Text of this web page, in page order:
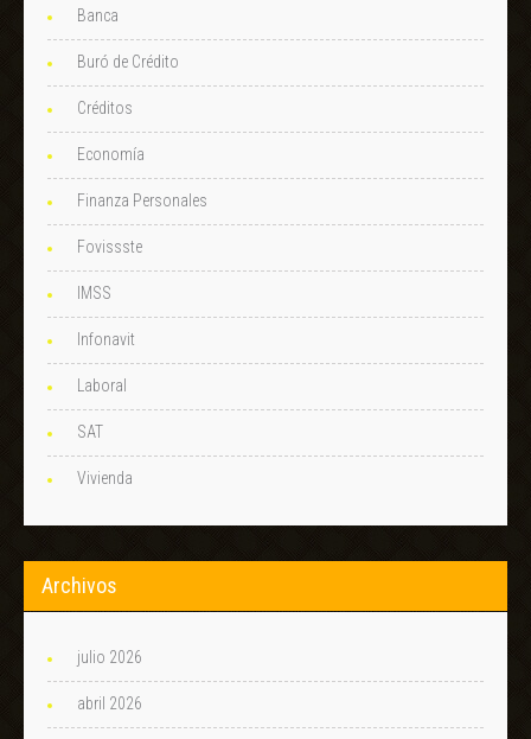
Banca
Buró de Crédito
Créditos
Economía
Finanza Personales
Fovissste
IMSS
Infonavit
Laboral
SAT
Vivienda
Archivos
julio 2026
abril 2026